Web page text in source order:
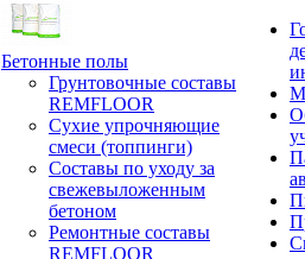
Бетонные полы
Грунтовочные составы
REMFLOOR
Сухие упрочняющие
смеси (топпинги)
Составы по уходу за
свежевыложенным
бетоном
Ремонтные составы
REMFLOOR